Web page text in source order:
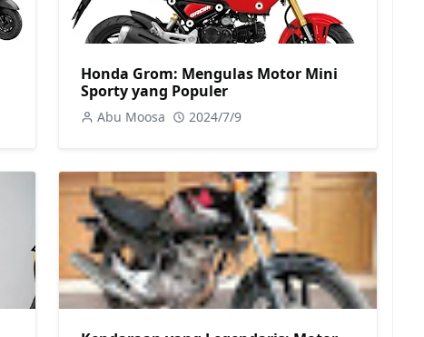
Honda Grom: Mengulas Motor Mini
Sporty yang Populer
Abu Moosa 2024/7/9